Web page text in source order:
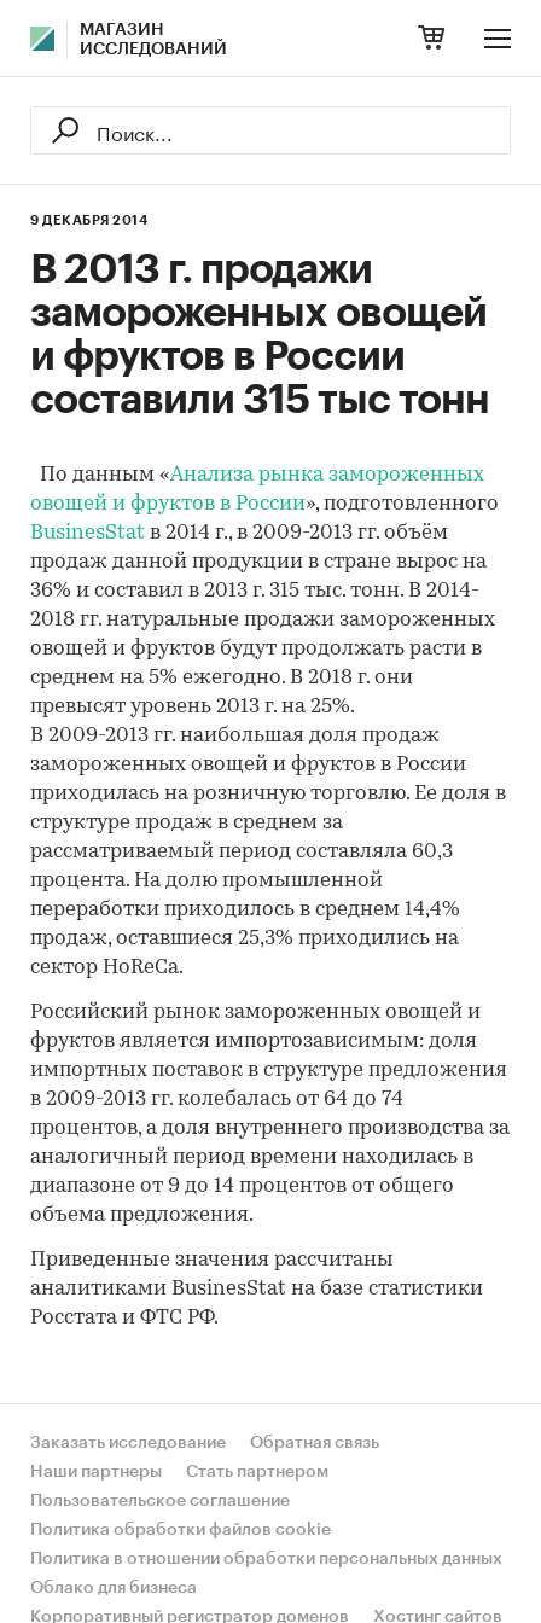
МАГАЗИН
ИССЛЕДОВАНИЙ
9 ДЕКАБРЯ 2014
В 2013 г. продажи
замороженных овощей
и фруктов в России
составили 315 тыс тонн
По данным «Анализа рынка замороженных
овощей и фруктов в России», подготовленного
BusinesStat в 2014 г., в 2009-2013 гг. объём
продаж данной продукции в стране вырос на
36% и составил в 2013 г. 315 тыс. тонн. В 2014-
2018 гг. натуральные продажи замороженных
овощей и фруктов будут продолжать расти в
среднем на 5% ежегодно. В 2018 г. они
превысят уровень 2013 г. на 25%.
В 2009-2013 гг. наибольшая доля продаж
замороженных овощей и фруктов в России
приходилась на розничную торговлю. Ее доля в
структуре продаж в среднем за
рассматриваемый период составляла 60,3
процента. На долю промышленной
переработки приходилось в среднем 14,4%
продаж, оставшиеся 25,3% приходились на
сектор HoReCa.
Российский рынок замороженных овощей и
фруктов является импортозависимым: доля
импортных поставок в структуре предложения
в 2009-2013 гг. колебалась от 64 до 74
процентов, а доля внутреннего производства за
аналогичный период времени находилась в
диапазоне от 9 до 14 процентов от общего
объема предложения.
Приведенные значения рассчитаны
аналитиками BusinesStat на базе статистики
Росстата и ФТС РФ.
Заказать исследование
Обратная связь
Наши партнеры
Стать партнером
Пользовательское соглашение
Политика обработки файлов cookie
Политика в отношении обработки персональных данных
Облако для бизнеса
Корпоративный регистратор доменов
Хостинг сайтов